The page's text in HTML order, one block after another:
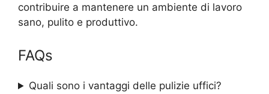
contribuire a mantenere un ambiente di lavoro
sano, pulito e produttivo.
FAQs
Quali sono i vantaggi delle pulizie uffici?